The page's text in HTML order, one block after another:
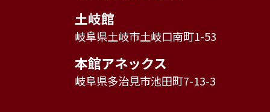
土岐館
岐阜県土岐市土岐口南町1-53
本館アネックス
岐阜県多治見市池田町7-13-3